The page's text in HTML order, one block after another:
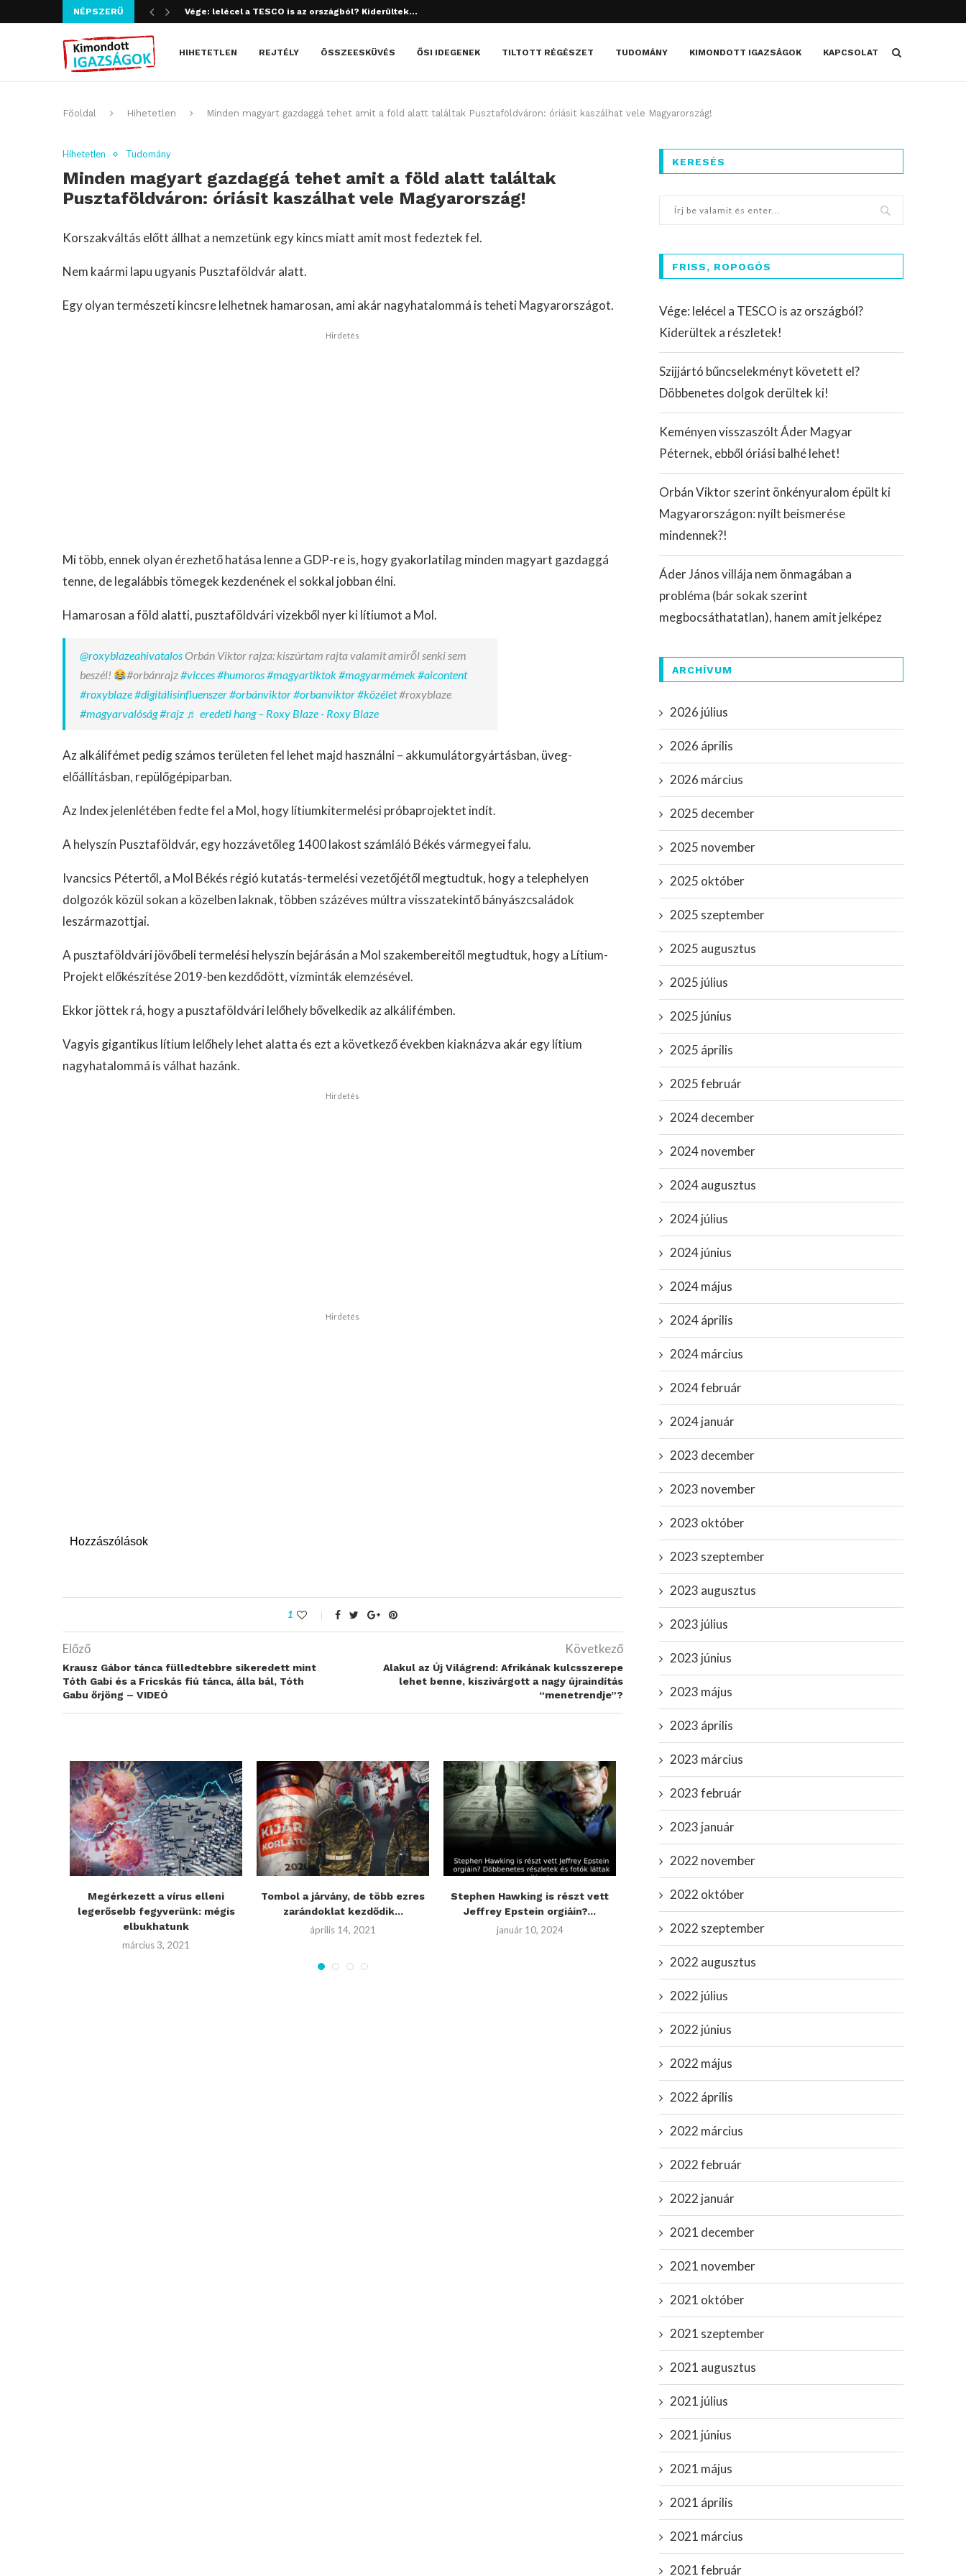
NÉPSZERŰ Szijjártó bűncselekményt követett el? Döbbenetes dolgok derültek ki!
HIHETETLEN REJTÉLY ÖSSZEESKÜVÉS ŐSI IDEGENEK TILTOTT RÉGÉSZET TUDOMÁNY KIMONDOTT IGAZSÁGOK KAPCSOLAT
Főoldal Hihetetlen Minden magyart gazdaggá tehet amit a föld alatt találtak Pusztaföldváron: óriásit kaszálhat vele Magyarország!
Hihetetlen Tudomány
Minden magyart gazdaggá tehet amit a föld alatt találtak
Pusztaföldváron: óriásit kaszálhat vele Magyarország!
Korszakváltás előtt állhat a nemzetünk egy kincs miatt amit most fedeztek fel.
Nem kaármi lapu ugyanis Pusztaföldvár alatt.
Egy olyan természeti kincsre lelhetnek hamarosan, ami akár nagyhatalommá is teheti Magyarországot.
Hirdetés
Mi több, ennek olyan érezhető hatása lenne a GDP-re is, hogy gyakorlatilag minden magyart gazdaggá
tenne, de legalábbis tömegek kezdenének el sokkal jobban élni.
Hamarosan a föld alatti, pusztaföldvári vizekből nyer ki lítiumot a Mol.
@roxyblazeahivatalos Orbán Viktor rajza: kiszúrtam rajta valamit amiről senki sem
beszél!
#orbánrajz#vicces#humoros#magyartiktok#magyarmémek#aicontent
#roxyblaze#digitálisinfluenszer#orbánviktor#orbanviktor#közélet#roxyblaze
#magyarvalóság#rajz ♬ eredeti hang – Roxy Blaze - Roxy Blaze
Az alkálifémet pedig számos területen fel lehet majd használni – akkumulátorgyártásban, üveg-
előállításban, repülőgépiparban.
Az Index jelenlétében fedte fel a Mol, hogy lítiumkitermelési próbaprojektet indít.
A helyszín Pusztaföldvár, egy hozzávetőleg 1400 lakost számláló Békés vármegyei falu.
Ivancsics Pétertől, a Mol Békés régió kutatás-termelési vezetőjétől megtudtuk, hogy a telephelyen
dolgozók közül sokan a közelben laknak, többen százéves múltra visszatekintő bányászcsaládok
leszármazottjai.
A pusztaföldvári jövőbeli termelési helyszín bejárásán a Mol szakembereitől megtudtuk, hogy a Lítium-
Projekt előkészítése 2019-ben kezdődött, vízminták elemzésével.
Ekkor jöttek rá, hogy a pusztaföldvári lelőhely bővelkedik az alkálifémben.
Vagyis gigantikus lítium lelőhely lehet alatta és ezt a következő években kiaknázva akár egy lítium
nagyhatalommá is válhat hazánk.
Hirdetés
Hirdetés
Hozzászólások
1
Előző
Krausz Gábor tánca fülledtebbre sikeredett mint
Tóth Gabi és a Fricskás fiú tánca, álla bál, Tóth
Gabu őrjöng – VIDEÓ
Következő
Alakul az Új Világrend: Afrikának kulcsszerepe
lehet benne, kiszivárgott a nagy újraindítás
“menetrendje”?
Megérkezett a vírus elleni
legerősebb fegyverünk: mégis
elbukhatunk
március 3, 2021
Tombol a járvány, de több ezres
zarándoklat kezdődik...
április 14, 2021
Stephen Hawking is részt vett
Jeffrey Epstein orgiáin?...
január 10, 2024
Választási csalást kiáltanak
mindkét oldalon: nem lesz
levélszavazás?
április 1, 2022
Kissinger, vége az
november 30, 2023
KERESÉS
FRISS, ROPOGÓS
Vége: lelécel a TESCO is az országból?
Kiderültek a részletek!
Szijjártó bűncselekményt követett el?
Döbbenetes dolgok derültek ki!
Keményen visszaszólt Áder Magyar
Péternek, ebből óriási balhé lehet!
Orbán Viktor szerint önkényuralom épült ki
Magyarországon: nyílt beismerése
mindennek?!
Áder János villája nem önmagában a
probléma (bár sokak szerint
megbocsáthatatlan), hanem amit jelképez
ARCHÍVUM
2026 július
2026 április
2026 március
2025 december
2025 november
2025 október
2025 szeptember
2025 augusztus
2025 július
2025 június
2025 április
2025 február
2024 december
2024 november
2024 augusztus
2024 július
2024 június
2024 május
2024 április
2024 március
2024 február
2024 január
2023 december
2023 november
2023 október
2023 szeptember
2023 augusztus
2023 július
2023 június
2023 május
2023 április
2023 március
2023 február
2023 január
2022 november
2022 október
2022 szeptember
2022 augusztus
2022 július
2022 június
2022 május
2022 április
2022 március
2022 február
2022 január
2021 december
2021 november
2021 október
2021 szeptember
2021 augusztus
2021 július
2021 június
2021 május
2021 április
2021 március
2021 február